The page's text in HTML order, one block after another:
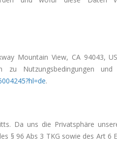
Mountain View, CA 94043,
zu Nutzungsbedingungen
.
Da uns die Privatsphäre
96 Abs 3 TKG sowie des Art 6